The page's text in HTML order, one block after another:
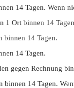
14 Tagen. Wenn
1 Ort binnen 14
binnen 14 Tagen.
14 Tagen.
gegen Rechnung
binnen 14 Tagen.